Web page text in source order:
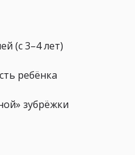
(с 3–4 лет)
ребёнка
зубрёжки